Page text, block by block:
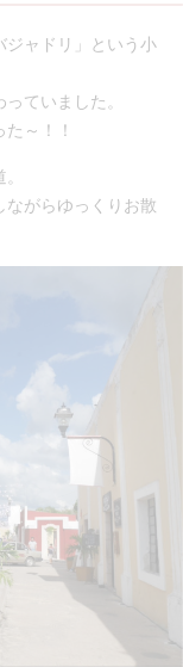
ジャドリ」という小
ていました。
～！！
ながらゆっくりお散